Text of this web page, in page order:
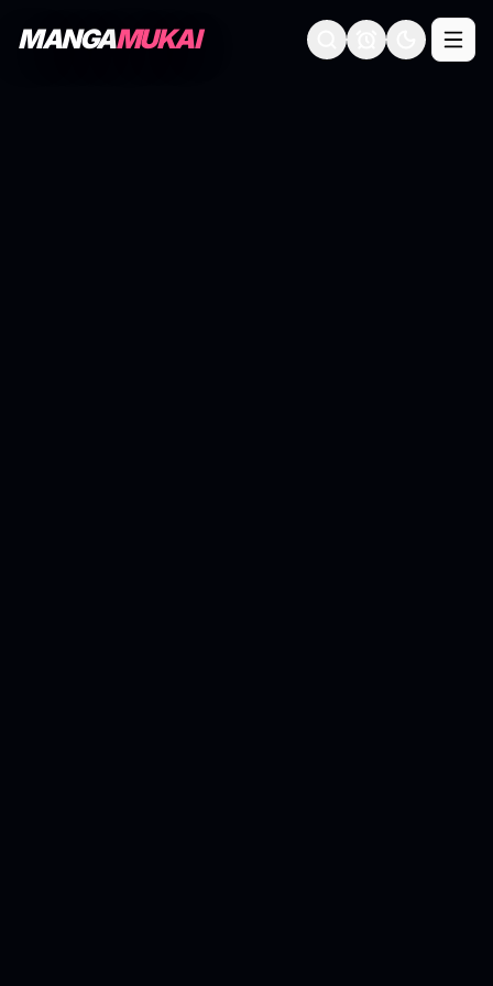
MANGAMUKAI